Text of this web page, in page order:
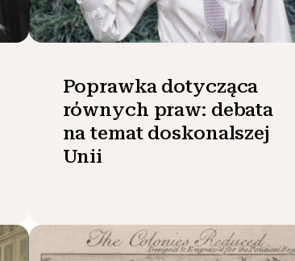
Poprawka dotycząca
równych praw: debata
na temat doskonalszej
Unii